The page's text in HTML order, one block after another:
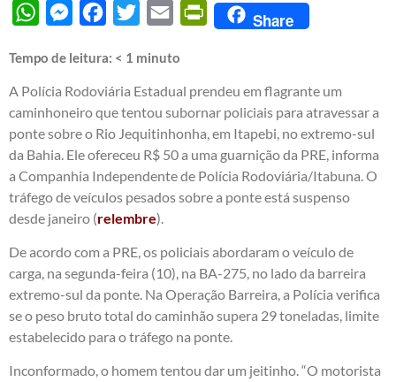
WhatsAppMessengerFacebook
Twitter Email PrintFriendly
Share
Tempo de leitura: < 1 minuto
A Polícia Rodoviária Estadual prendeu em flagrante um
caminhoneiro que tentou subornar policiais para atravessar a
ponte sobre o Rio Jequitinhonha, em Itapebi, no extremo-sul
da Bahia. Ele ofereceu R$ 50 a uma guarnição da PRE, informa
a Companhia Independente de Polícia Rodoviária/Itabuna. O
tráfego de veículos pesados sobre a ponte está suspenso
desde janeiro (relembre).
De acordo com a PRE, os policiais abordaram o veículo de
carga, na segunda-feira (10), na BA-275, no lado da barreira
extremo-sul da ponte. Na Operação Barreira, a Polícia verifica
se o peso bruto total do caminhão supera 29 toneladas, limite
estabelecido para o tráfego na ponte.
Inconformado, o homem tentou dar um jeitinho. “O motorista